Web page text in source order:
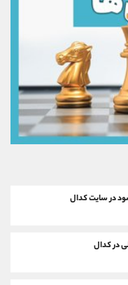
در سایت کدال
در کدال